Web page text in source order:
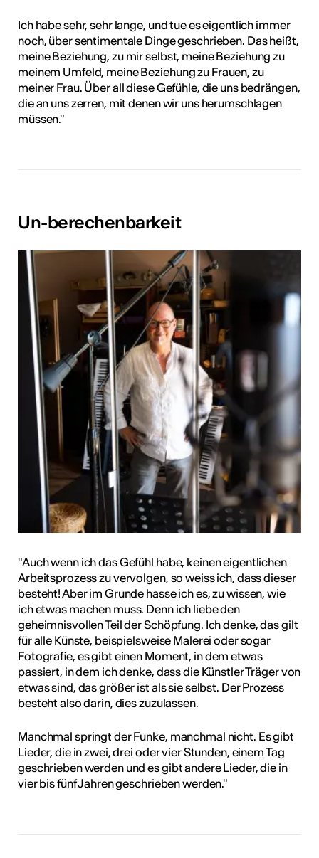
Ich habe sehr, sehr lange, und tue es eigentlich immer
noch, über sentimentale Dinge geschrieben. Das heißt,
meine Beziehung, zu mir selbst, meine Beziehung zu
meinem Umfeld, meine Beziehung zu Frauen, zu
meiner Frau. Über all diese Gefühle, die uns bedrängen,
die an uns zerren, mit denen wir uns herumschlagen
müssen."
Un-berechenbarkeit
"Auch wenn ich das Gefühl habe, keinen eigentlichen
Arbeitsprozess zu vervolgen, so weiss ich, dass dieser
besteht! Aber im Grunde hasse ich es, zu wissen, wie
ich etwas machen muss. Denn ich liebe den
geheimnisvollen Teil der Schöpfung. Ich denke, das gilt
für alle Künste, beispielsweise Malerei oder sogar
Fotografie, es gibt einen Moment, in dem etwas
passiert, in dem ich denke, dass die Künstler Träger von
etwas sind, das größer ist als sie selbst. Der Prozess
besteht also darin, dies zuzulassen.
Manchmal springt der Funke, manchmal nicht. Es gibt
Lieder, die in zwei, drei oder vier Stunden, einem Tag
geschrieben werden und es gibt andere Lieder, die in
vier bis fünf Jahren geschrieben werden."